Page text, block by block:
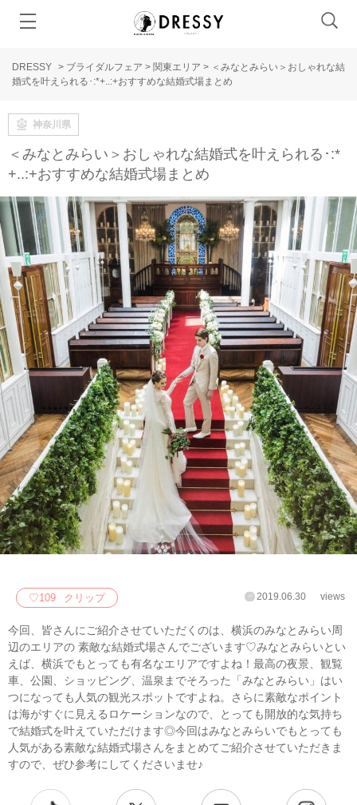
DRESSY > ブライダルフェア > 関東エリア > ＜みなとみらい＞おしゃれな結
婚式を叶えられる･:*+..:+おすすめな結婚式場まとめ
神奈川県
＜みなとみらい＞おしゃれな結婚式を叶えられる･:*
+..:+おすすめな結婚式場まとめ
♡109 クリップ 2019.06.30 views
今回、皆さんにご紹介させていただくのは、横浜のみなとみらい周
辺のエリアの 素敵な結婚式場さんでございます♡みなとみらいとい
えば、横浜でもとっても有名なエリアですよね！最高の夜景、観覧
車、公園、ショッピング、温泉までそろった「みなとみらい」はい
つになっても人気の観光スポットですよね。さらに素敵なポイント
は海がすぐに見えるロケーションなので、とっても開放的な気持ち
で結婚式を叶えていただけます◎今回はみなとみらいでもとっても
人気がある素敵な結婚式場さんをまとめてご紹介させていただきま
すので、ぜひ参考にしてくださいませ♪